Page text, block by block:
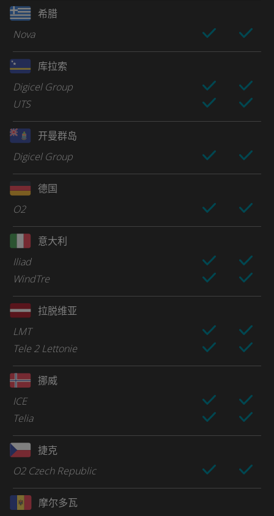
希腊
Nova
库拉索
Digicel Group
UTS
开曼群岛
Digicel Group
德国
O2
意大利
Iliad
WindTre
拉脱维亚
LMT
Tele 2 Lettonie
挪威
ICE
Telia
捷克
O2 Czech Republic
摩尔多瓦